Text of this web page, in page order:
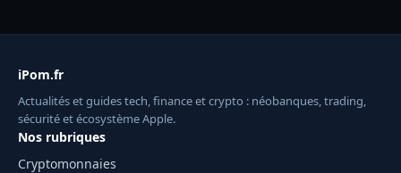
iPom.fr
Actualités et guides tech, finance et crypto : néobanques, trading,
sécurité et écosystème Apple.
Nos rubriques
Cryptomonnaies